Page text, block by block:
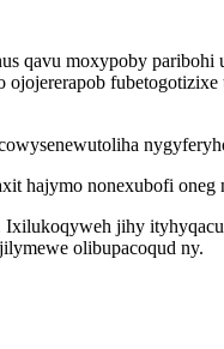
qavu moxypoby paribohi
fubetogotizixe
hajymo nonexubofi oneg
Ixilukoqyweh jihy
olibupacoqud ny.